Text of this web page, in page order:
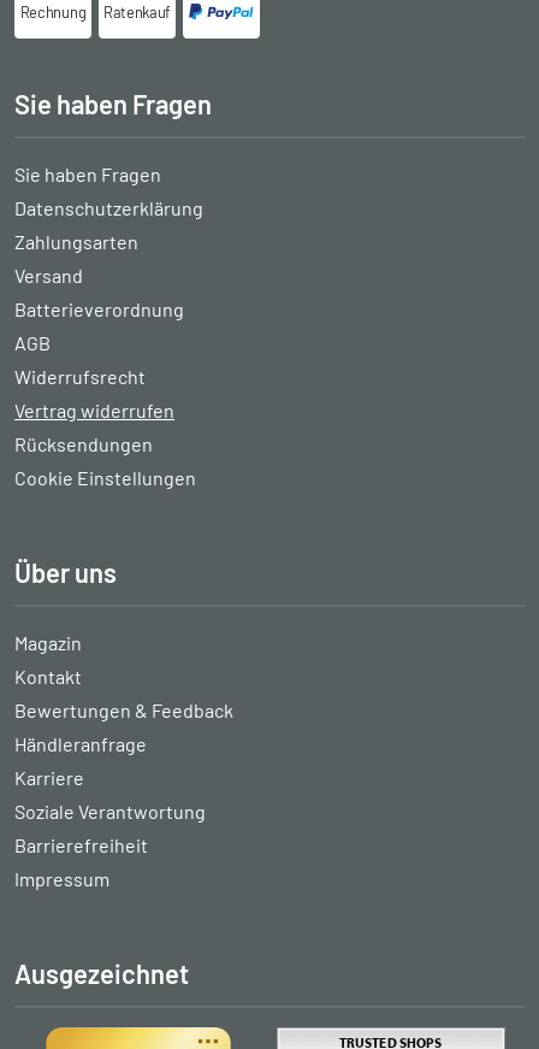
Rechnung Ratenkauf
Sie haben Fragen
Sie haben Fragen
Datenschutzerklärung
Zahlungsarten
Versand
Batterieverordnung
AGB
Widerrufsrecht
Vertrag widerrufen
Rücksendungen
Cookie Einstellungen
Über uns
Magazin
Kontakt
Bewertungen & Feedback
Händleranfrage
Karriere
Soziale Verantwortung
Barrierefreiheit
Impressum
Ausgezeichnet